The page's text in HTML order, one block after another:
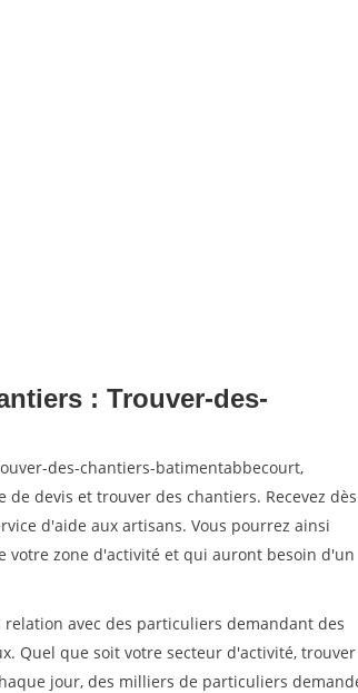
: Trouver-des-
des-chantiers-batimentabbecourt,
devis et trouver des chantiers. Recevez
d'aide aux artisans. Vous pourrez ainsi
votre zone d'activité et qui auront besoin d'un
avec des particuliers demandant des
Quel que soit votre secteur d'activité, trouver
jour, des milliers de particuliers